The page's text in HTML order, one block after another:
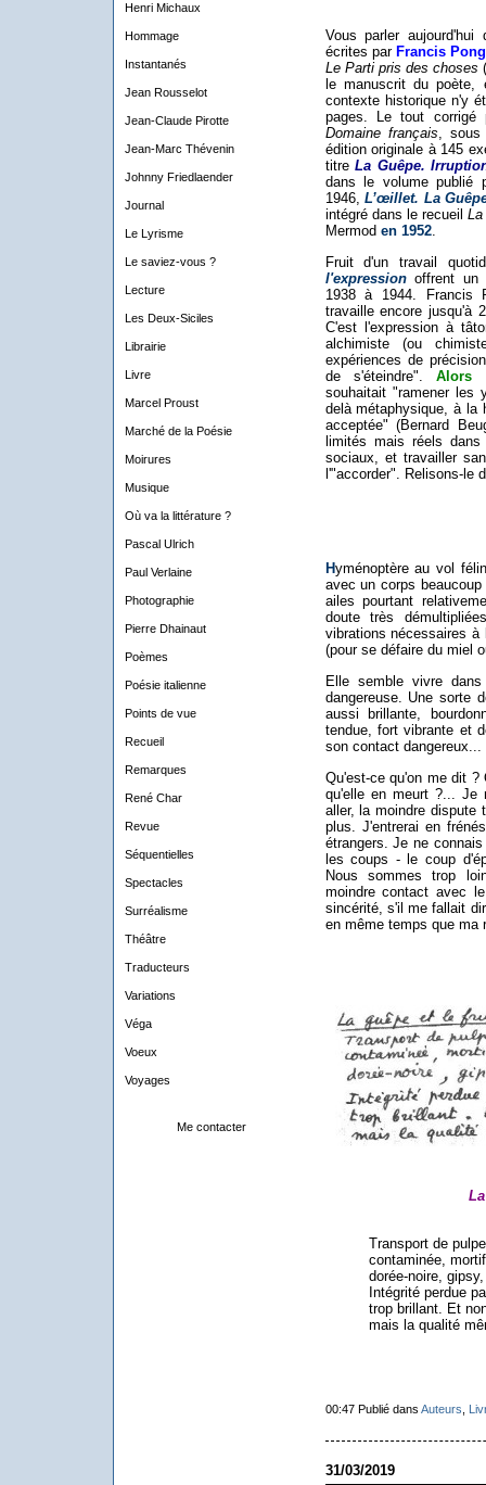
Henri Michaux
Hommage
Instantanés
Jean Rousselot
Jean-Claude Pirotte
Jean-Marc Thévenin
Johnny Friedlaender
Journal
Le Lyrisme
Le saviez-vous ?
Lecture
Les Deux-Siciles
Librairie
Livre
Marcel Proust
Marché de la Poésie
Moirures
Musique
Où va la littérature ?
Pascal Ulrich
Paul Verlaine
Photographie
Pierre Dhainaut
Poèmes
Poésie italienne
Points de vue
Recueil
Remarques
René Char
Revue
Séquentielles
Spectacles
Surréalisme
Théâtre
Traducteurs
Variations
Véga
Voeux
Voyages
Me contacter
Vous parler aujourd'hui
écrites parFrancis
Le Parti pris des choses
le manuscrit du
contexte historique n'y
pages. Le tout corrigé
Domaine français ,
édition originale à 145
titreLa Guêpe.
dans le volume publié
1946, L’œillet. La
intégré dans le recueil La
Mermod en 1952.
Fruit d'un travail
l'expressionoffrent un
1938 à 1944. Francis
travaille encore jusqu'à
C'est l'expression à
alchimiste (ou
expériences de
de s'éteindre".Alors
souhaitait "ramener les
delà métaphysique, à la
acceptée" (Bernard
limités mais réels
sociaux, et travailler
l'"accorder". Relisons-le
Hyménoptère au vol
avec un corps
ailes pourtant
doute très
vibrations nécessaires
(pour se défaire du miel
Elle semble vivre
dangereuse. Une sorte
aussi brillante,
tendue, fort vibrante et
son contact dangereux...
Qu'est-ce qu'on me dit
qu'elle en meurt ?...
aller, la moindre dispute
plus. J'entrerai en
étrangers. Je ne
les coups - le coup
Nous sommes trop
moindre contact avec
sincérité, s'il me fallait
en même temps que ma
Transport de pulpe
contaminée,
dorée-noire, gipsy,
Intégrité perdue par
trop brillant. Et non
mais la qualité
00:47 Publié dans Auteurs
31/03/2019